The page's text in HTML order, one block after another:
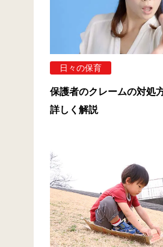
日々の保育
保護者のクレームの対処
詳しく解説